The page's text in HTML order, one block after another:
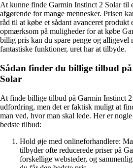
At kunne finde Garmin Instinct 2 Solar til
afgørende for mange mennesker. Prisen
råd til at købe et sådant avanceret
opmærksom på muligheder for at købe
billig pris kan du spare penge og alligevel
fantastiske funktioner, uret har at tilbyde.
Sådan finder du billige tilbud
Solar
At finde billige tilbud på Garmin Instinct
udfordring, men det er faktisk muligt at
man ved, hvor man skal lede. Her er
bedste tilbud:
Hold øje med onlineforhandlere:
tilbyder ofte reducerede priser på
forskellige websteder, og